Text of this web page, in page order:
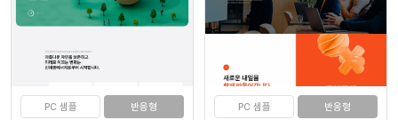
PC 샘플 반응형 PC 샘플 반응형